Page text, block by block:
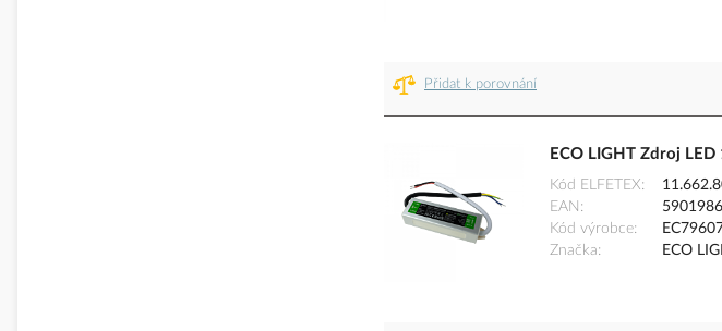
Přidat k porovnání
ECO LIGHT Zdroj
Kód ELFETEX
EAN
Kód výrobce
Značka
ECO